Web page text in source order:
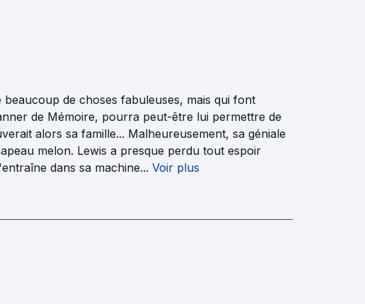
de choses fabuleuses, mais qui font
de Mémoire, pourra peut-être lui permettre de
alors sa famille... Malheureusement, sa géniale
melon. Lewis a presque perdu tout espoir
dans sa machine... Voir plus